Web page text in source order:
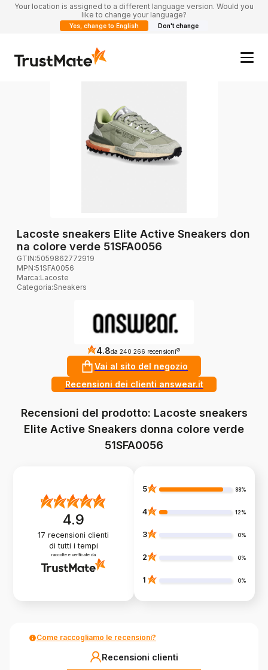
Your location is assigned to a different language version. Would you
like to change your language?
Yes, change to English Don't change
Lacoste sneakers Elite Active Sneakers don
na colore verde 51SFA0056
GTIN:5059862772919
MPN:51SFA0056
Marca:Lacoste
Categoria:Sneakers
4.8da 240 266 recensioni ?
Vai al sito del negozio
Recensioni dei clienti answear.it
Recensioni del prodotto: Lacoste sneakers
Elite Active Sneakers donna colore verde
51SFA0056
4.9
17 recensioni clienti
di tutti i tempi
raccolte e verificate da
5 88%
4 12%
3 0%
2 0%
1 0%
Come raccogliamo le recensioni?
Recensioni clienti